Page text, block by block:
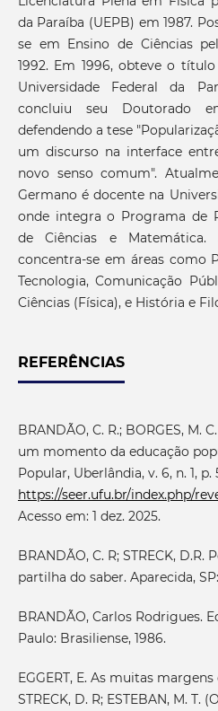
da Paraíba (UEPB) em 1987.
se em Ensino de Ciências
1992. Em 1996, obteve o
Universidade Federal da
concluiu seu Doutorado
defendendo a tese
um discurso na interface
novo senso comum".
Germano é docente na
onde integra o Programa de
de Ciências e Matemática.
concentra-se em áreas como
Tecnologia, Comunicação
Ciências (Física), e História e
REFERÊNCIAS
BRANDÃO, C. R.; BORGES, M.
um momento da educação
Popular, Uberlândia, v. 6, n. 1,
https://seer.ufu.br/index.php/
Acesso em: 1 dez. 2025.
BRANDÃO, C. R; STRECK, D.R.
partilha do saber. Aparecida,
BRANDÃO, Carlos Rodrigues.
Paulo: Brasiliense, 1986.
EGGERT, E. As muitas
STRECK, D. R; ESTEBAN, M. T.